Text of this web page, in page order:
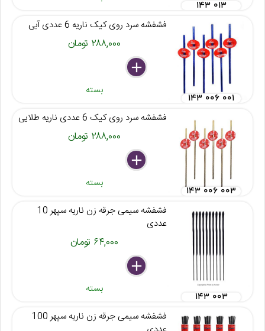
۱۴۳ ۰۱۳
فشفشه سرد روی کیک ناریه 6 عددی آبی
۲۸۸,۰۰۰ تومان
delete
remove
add
بسته
۱۴۳ ۰۰۶ ۰۰۱
فشفشه سرد روی کیک 6 عددی ناریه طلایی
۲۸۸,۰۰۰ تومان
delete
remove
add
بسته
۱۴۳ ۰۰۶ ۰۰۳
فشفشه سیمی جرقه زن ناریه سپهر 10
عددی
۶۴,۰۰۰ تومان
delete
remove
add
بسته
۱۴۳ ۰۰۳
فشفشه سیمی جرقه زن ناریه سپهر 100